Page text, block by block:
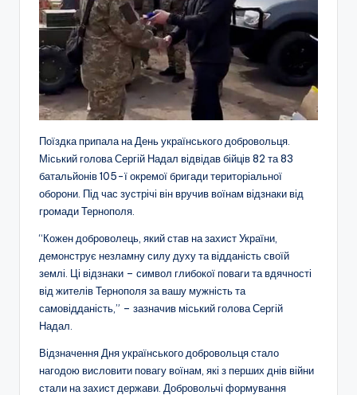
Поїздка припала на День українського добровольця.
Міський голова Сергій Надал відвідав бійців 82 та 83
батальйонів 105-ї окремої бригади територіальної
оборони. Під час зустрічі він вручив воїнам відзнаки від
громади Тернополя.
“Кожен доброволець, який став на захист України,
демонструє незламну силу духу та відданість своїй
землі. Ці відзнаки – символ глибокої поваги та вдячності
від жителів Тернополя за вашу мужність та
самовідданість,” – зазначив міський голова Сергій
Надал.
Відзначення Дня українського добровольця стало
нагодою висловити повагу воїнам, які з перших днів війни
стали на захист держави. Добровольчі формування